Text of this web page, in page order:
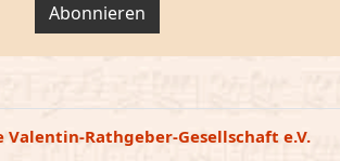
Abonnieren
Rathgeber-Gesellschaft e.V.